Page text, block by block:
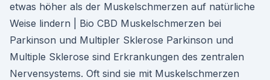
etwas höher als der Muskelschmerzen auf natürliche
Weise lindern | Bio CBD Muskelschmerzen bei
Parkinson und Multipler Sklerose Parkinson und
Multiple Sklerose sind Erkrankungen des zentralen
Nervensystems. Oft sind sie mit Muskelschmerzen